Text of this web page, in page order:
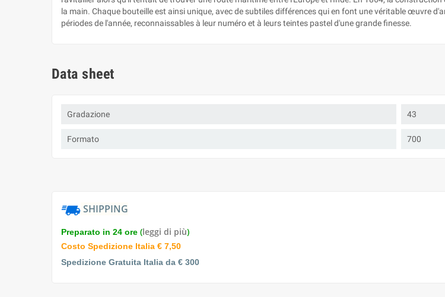
la main. Chaque bouteille est ainsi unique, avec de subtiles différences qui en font une véritable œuvre
périodes de l'année, reconnaissables à leur numéro et à leurs teintes pastel d'une grande finesse.
Data sheet
Gradazione 43
Formato 700
SHIPPING
Preparato in 24 ore (leggi di più)
Costo Spedizione Italia € 7,50
Spedizione Gratuita Italia da € 300